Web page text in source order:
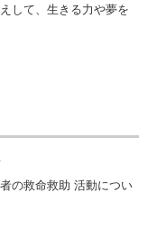
して、生きる力や夢を
の救命救助 活動につい